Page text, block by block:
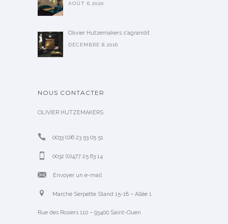
AOÛT 6,2020
Olivier Hutzemakers s'agrandit
DÉCEMBRE 8,2016
NOUS CONTACTER
OLIVIER HUTZEMAKERS
0033 (0)6 23 53 05 51
0032 (0)477 25 63 14
Envoyer un e-mail
Marché Serpette Stand 15-18 – Allée 1
Rue des Rosiers 110 – 93400 Saint-Ouen